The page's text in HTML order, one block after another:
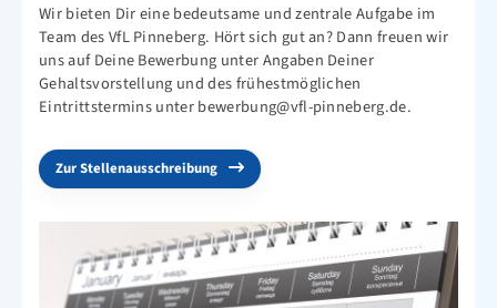
Wir bieten Dir eine bedeutsame und zentrale Aufgabe im
Team des VfL Pinneberg. Hört sich gut an? Dann freuen wir
uns auf Deine Bewerbung unter Angaben Deiner
Gehaltsvorstellung und des frühestmöglichen
Eintrittstermins unterbewerbung@vfl-pinneberg.de.
Zur Stellenausschreibung